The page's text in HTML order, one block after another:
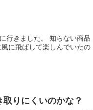
。 知らない商品
りにくいのかな？